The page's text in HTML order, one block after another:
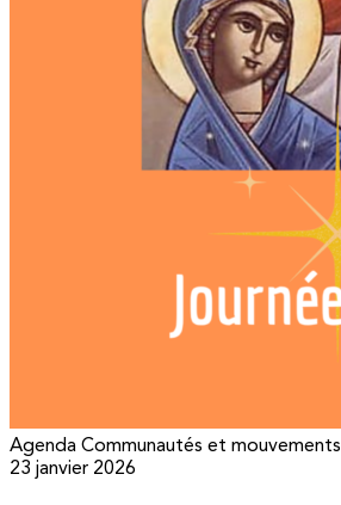
Agenda Communautés et mouvements
23 janvier 2026